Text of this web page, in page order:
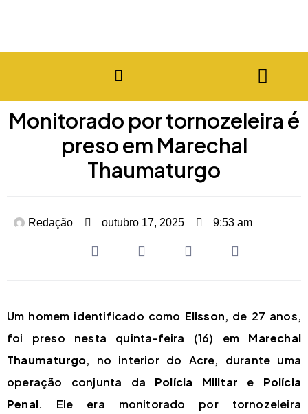
Monitorado por tornozeleira é
preso em Marechal
Thaumaturgo
Redação outubro 17, 2025 9:53 am
Um homem identificado como Elisson, de 27 anos,
foi preso nesta quinta-feira (16) em Marechal
Thaumaturgo, no interior do Acre, durante uma
operação conjunta da Polícia Militar e Polícia
Penal. Ele era monitorado por tornozeleira